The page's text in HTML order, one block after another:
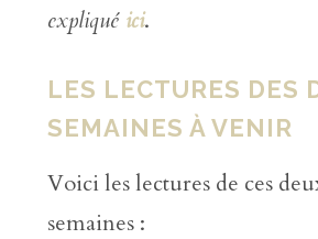
expliqué ici.
LES LECTURES DES
SEMAINES À VENIR
Voici les lectures de ces
semaines :